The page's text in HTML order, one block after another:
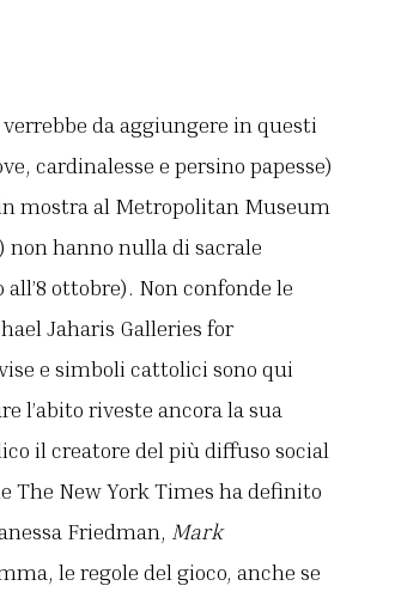
da aggiungere in questi
cardinalesse e persino papesse)
mostra al Metropolitan Museum
non hanno nulla di sacrale
all’8 ottobre). Non confonde le
Jaharis Galleries for
e simboli cattolici sono qui
l’abito riveste ancora la sua
il creatore del più diffuso social
The New York Times ha definito
Friedman, Mark
le regole del gioco, anche se